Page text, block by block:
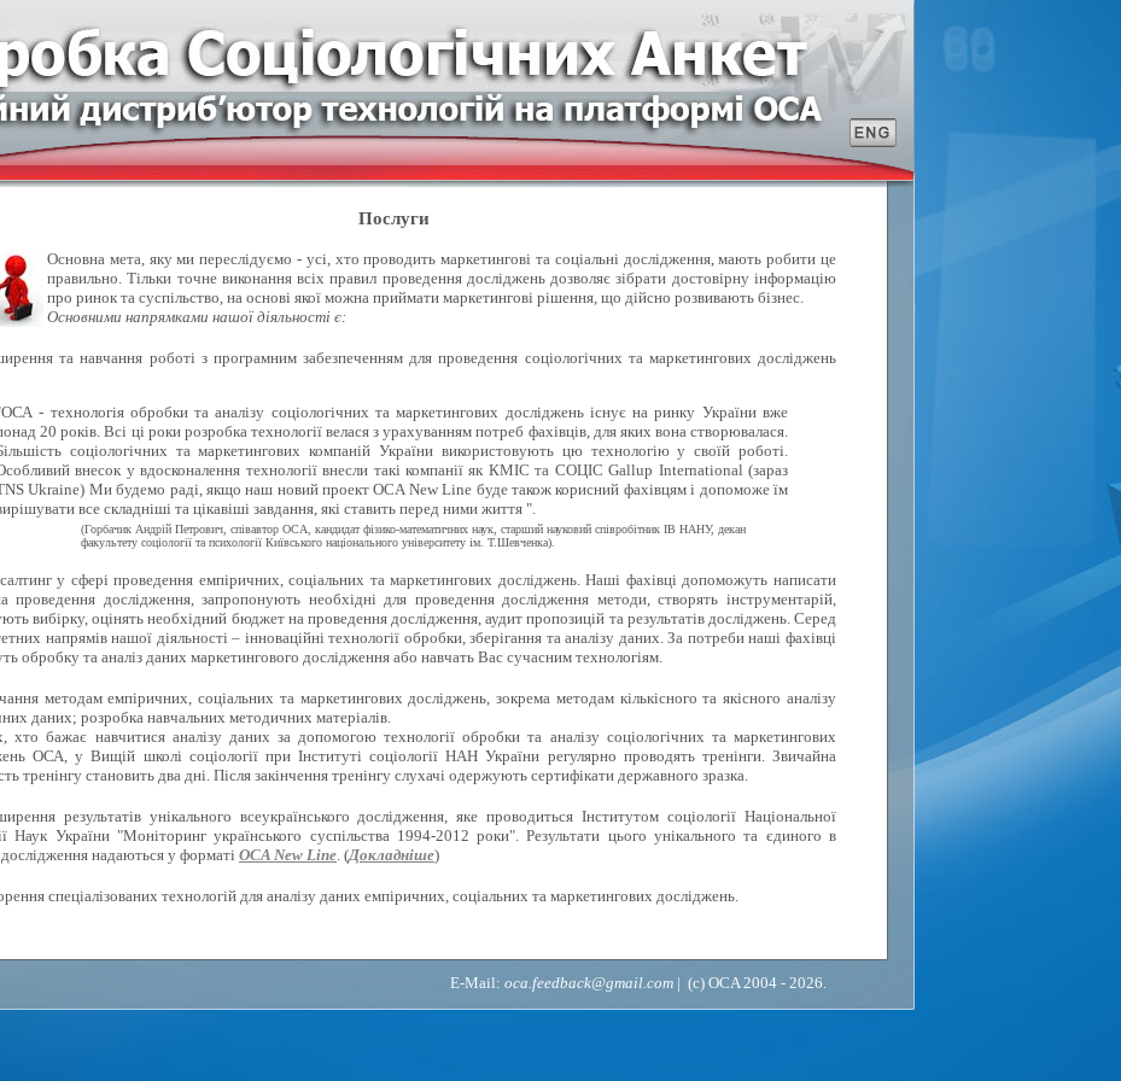
Послуги
Основна мета, яку ми переслідуємо - усі, хто проводить маркетингові та соціальні дослідження, мають робити це
правильно. Тільки точне виконання всіх правил проведення досліджень дозволяє зібрати достовірну інформацію
про ринок та суспільство, на основі якої можна приймати маркетингові рішення, що дійсно розвивають бізнес.
Основними напрямками нашої діяльності є:
та навчання роботі з програмним забезпеченням для проведення соціологічних та маркетингових досліджень
- технологія обробки та аналізу соціологічних та маркетингових досліджень існує на ринку України вже
20 років. Всі ці роки розробка технології велася з урахуванням потреб фахівців, для яких вона створювалася.
соціологічних та маркетингових компаній України використовують цю технологію у своїй роботі.
внесок у вдосконалення технології внесли такі компанії як КМІС та СОЦІС Gallup International (зараз
Ukraine) Ми будемо раді, якщо наш новий проект OCA New Line буде також корисний фахівцям і допоможе їм
все складніші та цікавіші завдання, які ставить перед ними життя ".
(Горбачик Андрій Петрович, співавтор ОСА, кандидат фізико-математичних наук, старший науковий співробітник ІВ НАНУ, декан
факультету соціології та психології Київського національного університету ім. Т.Шевченка).
у сфері проведення емпіричних, соціальних та маркетингових досліджень. Наші фахівці допоможуть написати
проведення дослідження, запропонують необхідні для проведення дослідження методи, створять інструментарій,
вибірку, оцінять необхідний бюджет на проведення дослідження, аудит пропозицій та результатів досліджень. Серед
напрямів нашої діяльності – інноваційні технології обробки, зберігання та аналізу даних. За потреби наші фахівці
обробку та аналіз даних маркетингового дослідження або навчать Вас сучасним технологіям.
методам емпіричних, соціальних та маркетингових досліджень, зокрема методам кількісного та якісного аналізу
даних; розробка навчальних методичних матеріалів.
хто бажає навчитися аналізу даних за допомогою технології обробки та аналізу соціологічних та маркетингових
ОСА, у Вищій школі соціології при Інституті соціології НАН України регулярно проводять тренінги. Звичайна
тренінгу становить два дні. Після закінчення тренінгу слухачі одержують сертифікати державного зразка.
результатів унікального всеукраїнського дослідження, яке проводиться Інститутом соціології Національної
Наук України "Моніторинг українського суспільства 1994-2012 роки". Результати цього унікального та єдиного в
дослідження надаються у форматі OCA New Line. (Докладніше)
спеціалізованих технологій для аналізу даних емпіричних, соціальних та маркетингових досліджень.
E-Mail: oca.feedback@gmail.com | (c) OCA 2004 - 2026.